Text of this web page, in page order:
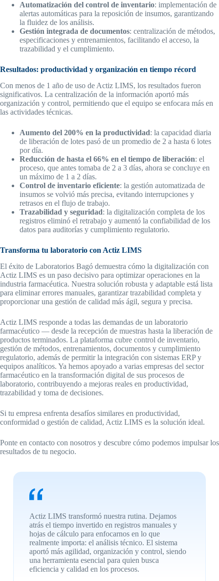
Automatización del control de inventario: implementación de
alertas automáticas para la reposición de insumos, garantizando
la fluidez de los análisis.
Gestión integrada de documentos: centralización de métodos,
especificaciones y entrenamientos, facilitando el acceso, la
trazabilidad y el cumplimiento.
Resultados: productividad y organización en tiempo récord
Con menos de 1 año de uso de Actiz LIMS, los resultados fueron
significativos. La centralización de la información aportó más
organización y control, permitiendo que el equipo se enfocara más en
las actividades técnicas.
Aumento del 200% en la productividad: la capacidad diaria
de liberación de lotes pasó de un promedio de 2 a hasta 6 lotes
por día.
Reducción de hasta el 66% en el tiempo de liberación: el
proceso, que antes tomaba de 2 a 3 días, ahora se concluye en
un máximo de 1 a 2 días.
Control de inventario eficiente: la gestión automatizada de
insumos se volvió más precisa, evitando interrupciones y
retrasos en el flujo de trabajo.
Trazabilidad y seguridad: la digitalización completa de los
registros eliminó el retrabajo y aumentó la confiabilidad de los
datos para auditorías y cumplimiento regulatorio.
Transforma tu laboratorio con Actiz LIMS
El éxito de Laboratorios Bagó demuestra cómo la digitalización con
Actiz LIMS es un paso decisivo para optimizar operaciones en la
industria farmacéutica. Nuestra solución robusta y adaptable está lista
para eliminar errores manuales, garantizar trazabilidad completa y
proporcionar una gestión de calidad más ágil, segura y precisa.
Actiz LIMS responde a todas las demandas de un laboratorio
farmacéutico — desde la recepción de muestras hasta la liberación de
productos terminados. La plataforma cubre control de inventario,
gestión de métodos, entrenamientos, documentos y cumplimiento
regulatorio, además de permitir la integración con sistemas ERP y
equipos analíticos. Ya hemos apoyado a varias empresas del sector
farmacéutico en la transformación digital de sus procesos de
laboratorio, contribuyendo a mejoras reales en productividad,
trazabilidad y toma de decisiones.
Si tu empresa enfrenta desafíos similares en productividad,
conformidad o gestión de calidad, Actiz LIMS es la solución ideal.
Ponte en contacto con nosotros y descubre cómo podemos impulsar los
resultados de tu negocio.
Actiz LIMS transformó nuestra rutina. Dejamos
atrás el tiempo invertido en registros manuales y
hojas de cálculo para enfocarnos en lo que
realmente importa: el análisis técnico. El sistema
aportó más agilidad, organización y control, siendo
una herramienta esencial para quien busca
eficiencia y calidad en los procesos.